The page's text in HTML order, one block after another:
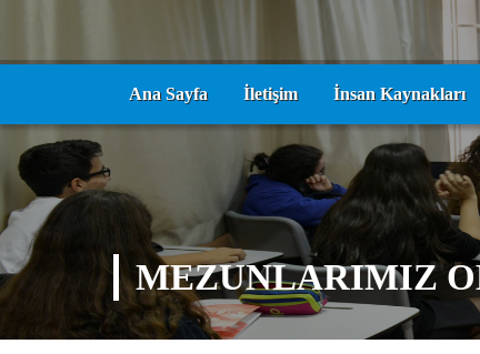
Ana Sayfa İletişim İnsan Kaynakları
MEZUNLARIMIZ